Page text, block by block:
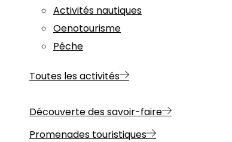
Activités nautiques
Oenotourisme
Pêche
Toutes les activités
Découverte des savoir-faire
Promenades touristiques